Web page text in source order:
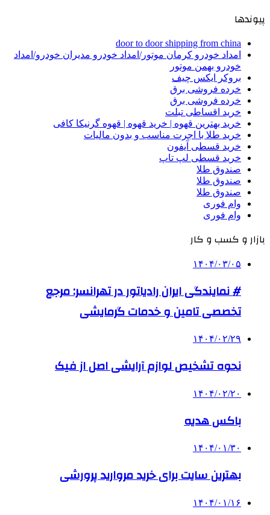
پیوندها
door to door shipping from china
امداد خودرو کرمان موتور/امداد خودرو مدیران خودرو/امداد
خودرو بهمن موتور
بروکر ایکس چیف
خرده فروشی برق
خرده فروشی برق
خرید اقساطی تبلت
خرید بهترین قهوه | خرید قهوه | قهوه گرنیکا کافی
خرید طلا با اجرت مناسب و بدون مالیات
خرید قسطی آیفون
خرید قسطی لپ تاپ
صندوق طلا
صندوق طلا
صندوق طلا
وام فوری
وام فوری
بازار و کسب و کار
۱۴۰۴/۰۳/۰۵
# نمایندگی ایران رادیاتور در تهرانسر: مرجع
تخصصی تامین و خدمات گرمایشی
۱۴۰۴/۰۲/۲۹
نحوه تشخیص لوازم آرایشی اصل از فیک
۱۴۰۴/۰۲/۲۰
باکس هدیه
۱۴۰۴/۰۱/۳۰
بهترین سایت برای خرید مروارید پرورشی
۱۴۰۴/۰۱/۱۶